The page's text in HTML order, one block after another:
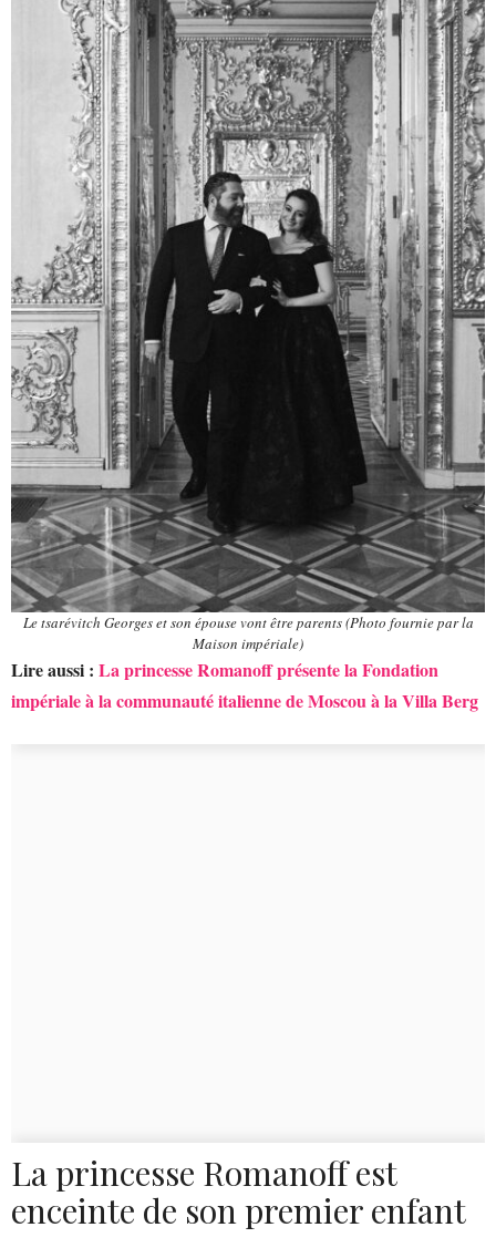
Le tsarévitch Georges et son épouse vont être parents (Photo fournie par la
Maison impériale)
Lire aussi : La princesse Romanoff présente la Fondation
impériale à la communauté italienne de Moscou à la Villa Berg
La princesse Romanoff est
enceinte de son premier enfant